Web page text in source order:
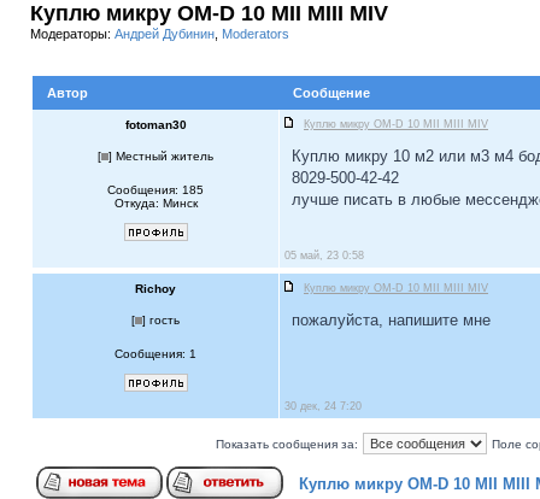
Куплю микру OM-D 10 MII MIII MIV
Модераторы: Андрей Дубинин Moderators
Автор Сообщение
fotoman30 Куплю микру OM-D 10 MII MIII MIV
[ ] Местный житель
Сообщения: 185
Откуда: Минск
Куплю микру 10 м2 или м3 м4
8029-500-42-42
лучше писать в любые
05 май, 23 0:58
Richoy Куплю микру OM-D 10 MII MIII MIV
[ ] гость
Сообщения: 1
пожалуйста, напишите мне
30 дек, 24 7:20
Показать сообщения за: Поле
Куплю микру OM-D 10 MII MIII